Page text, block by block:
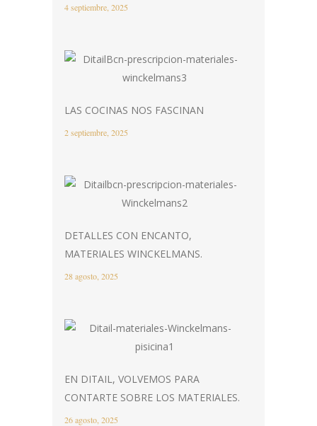
4 septiembre, 2025
LAS COCINAS NOS FASCINAN
2 septiembre, 2025
DETALLES CON ENCANTO,
MATERIALES WINCKELMANS.
28 agosto, 2025
EN DITAIL, VOLVEMOS PARA
CONTARTE SOBRE LOS MATERIALES.
26 agosto, 2025